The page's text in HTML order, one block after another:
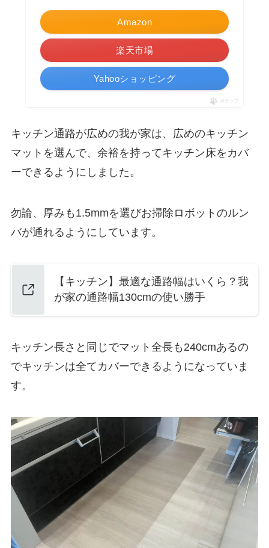
Amazon
楽天市場
Yahooショッピング
ポチップ
キッチン通路が広めの我が家は、広めのキッチン
マットを選んで、余裕を持ってキッチン床をカバ
ーできるようにしました。
勿論、厚みも1.5mmを選びお掃除ロボットのルン
バが通れるようにしています。
【キッチン】最適な通路幅はいくら？我
が家の通路幅130cmの使い勝手
キッチン長さと同じでマット全長も240cmあるの
でキッチンは全てカバーできるようになっていま
す。